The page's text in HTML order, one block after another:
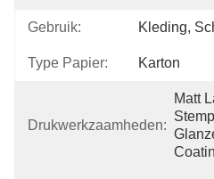
Gebruik: Kleding,
Type Papier: Karton
Drukwerkzaamheden:
Matt